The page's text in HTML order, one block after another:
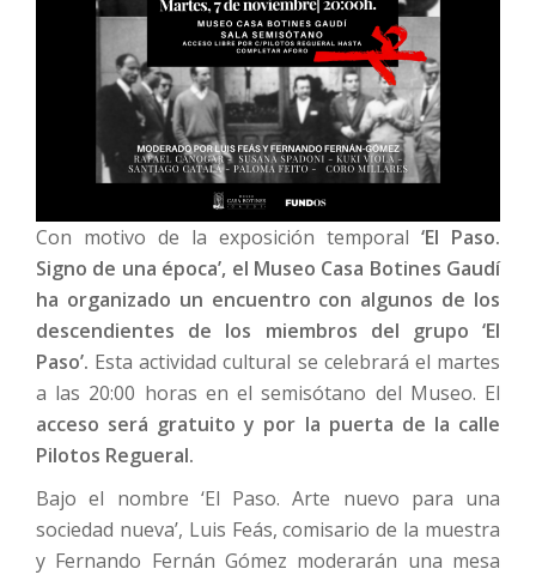
Con motivo de la exposición temporal ‘El Paso.
Signo de una época’, el Museo Casa Botines Gaudí
ha organizado un encuentro con algunos de los
descendientes de los miembros del grupo ‘El
Paso’. Esta actividad cultural se celebrará el martes
a las 20:00 horas en el semisótano del Museo. El
acceso será gratuito y por la puerta de la calle
Pilotos Regueral.
Bajo el nombre ‘El Paso. Arte nuevo para una
sociedad nueva’, Luis Feás, comisario de la muestra
y Fernando Fernán Gómez moderarán una mesa